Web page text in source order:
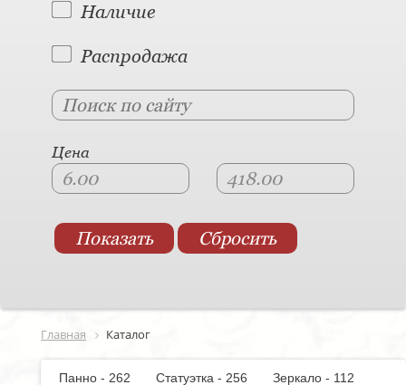
Наличие
Распродажа
Цена
Главная Каталог
Панно - 262 Статуэтка - 256
Зеркало - 112